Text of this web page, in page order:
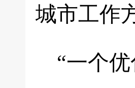
城市工作
“一个